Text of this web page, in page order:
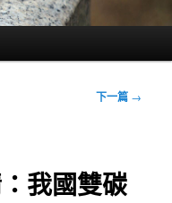
下一篇 →
我國雙碳